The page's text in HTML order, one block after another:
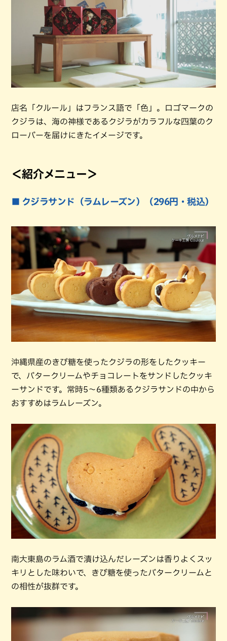
店名「クルール」はフランス語で「色」。ロゴマークの
クジラは、海の神様であるクジラがカラフルな四葉のク
ローバーを届けにきたイメージです。
＜紹介メニュー＞
■ クジラサンド（ラムレーズン）（296円・税込）
沖縄県産のきび糖を使ったクジラの形をしたクッキー
で、バタークリームやチョコレートをサンドしたクッキ
ーサンドです。常時5～6種類あるクジラサンドの中から
おすすめはラムレーズン。
南大東島のラム酒で漬け込んだレーズンは香りよくスッ
キリとした味わいで、きび糖を使ったバタークリームと
の相性が抜群です。